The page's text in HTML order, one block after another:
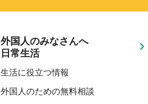
外国人のみなさんへ
日常生活
生活に役立つ情報
外国人のための無料相談